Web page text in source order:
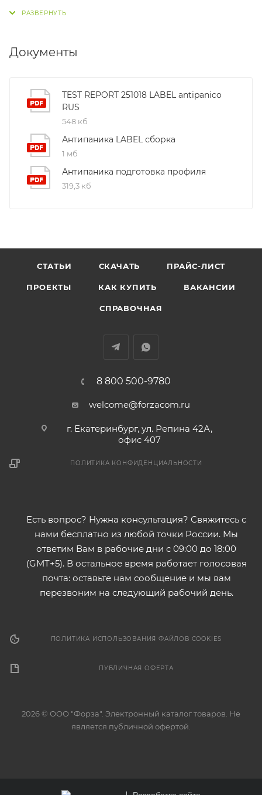
Документы
TEST REPORT 251018 LABEL antipanico
RUS
548 кб
Антипаника LABEL сборка
1 мб
Антипаника подготовка профиля
319,3 кб
СТАТЬИ СКАЧАТЬ ПРАЙС-ЛИСТ
ПРОЕКТЫ КАК КУПИТЬ ВАКАНСИИ
СПРАВОЧНАЯ
8 800 500-9780
welcome@forzacom.ru
г. Екатеринбург, ул. Репина 42А,
офис 407
ПОЛИТИКА КОНФИДЕНЦИАЛЬНОСТИ
Есть вопрос? Нужна консультация? Свяжитесь с
нами бесплатно из любой точки России. Мы
ответим Вам в рабочие дни с 09:00 до 18:00
(GMT+5). В остальное время работает голосовая
почта: оставьте нам сообщение и мы вам
перезвоним на следующий рабочий день.
ПОЛИТИКА ИСПОЛЬЗОВАНИЯ ФАЙЛОВ COOKIES
ПУБЛИЧНАЯ ОФЕРТА
2026 © ООО "Форза". Электронный каталог товаров. Не
является публичной офертой.